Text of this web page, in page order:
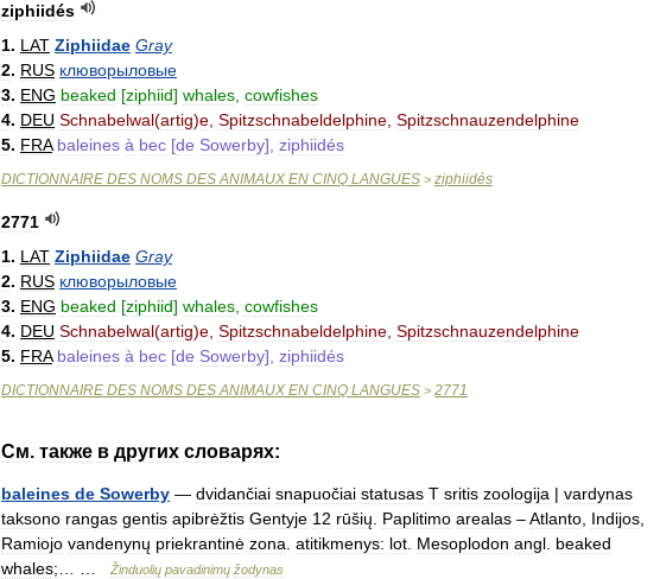
ziphiidés
1. LAT Ziphiidae Gray
2. RUS клюворыловые
3. ENG beaked [ziphiid] whales cowfishes
4. DEU Schnabelwal(artig)e Spitzschnabeldelphine Spitzschnauzendelphine
5. FRA baleines à bec [de Sowerby], ziphiidés
DICTIONNAIRE DES NOMS DES ANIMAUX EN CINQ LANGUES > ziphiidés
2771
1. LAT Ziphiidae Gray
2. RUS клюворыловые
3. ENG beaked [ziphiid] whales cowfishes
4. DEU Schnabelwal(artig)e Spitzschnabeldelphine Spitzschnauzendelphine
5. FRA baleines à bec [de Sowerby], ziphiidés
DICTIONNAIRE DES NOMS DES ANIMAUX EN CINQ LANGUES > 2771
См. также в других словарях:
baleines de Sowerby — dvidančiai snapuočiai statusas T sritis zoologija | vardynas
taksono rangas gentis apibrėžtis Gentyje 12 rūšių Paplitimo arealas –Atlanto Indijos
Ramiojo vandenynų priekrantinė zona atitikmenys: lot Mesoplodon angl beaked
whales;… … Žinduolių pavadinimų žodynas